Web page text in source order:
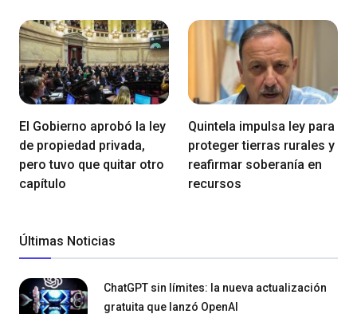
El Gobierno aprobó la ley
de propiedad privada,
pero tuvo que quitar otro
capítulo
Quintela impulsa ley para
proteger tierras rurales y
reafirmar soberanía en
recursos
Últimas Noticias
ChatGPT sin límites: la nueva actualización
gratuita que lanzó OpenAI